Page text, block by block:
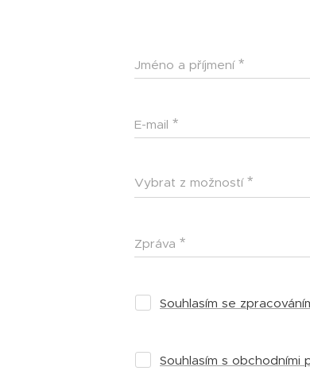
Jméno a příjmení
E-mail
Vybrat z možností
Zpráva
Souhlasím se
Souhlasím s obchodními